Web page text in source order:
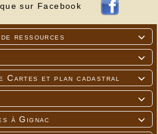
sur Facebook

ressources


Cartes et plan cadastral


à Gignac